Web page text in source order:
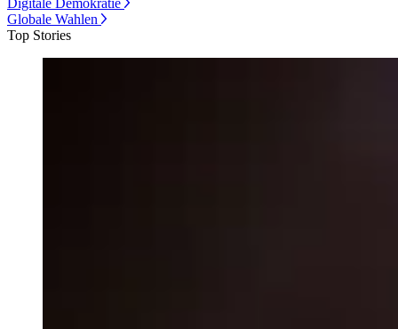
Digitale Demokratie
Globale Wahlen
Top Stories